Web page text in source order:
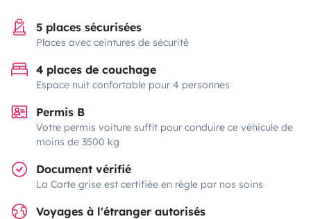
5 places sécurisées
Places avec ceintures de sécurité
4 places de couchage
Espace nuit confortable pour 4 personnes
Permis B
Votre permis voiture suffit pour conduire ce véhicule de
moins de 3500 kg
Document vérifié
La Carte grise est certifiée en règle par nos soins
Voyages à l'étranger autorisés